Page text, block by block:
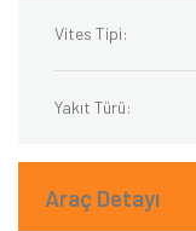
Vites Tipi:
Yakıt Türü:
Araç Detayı